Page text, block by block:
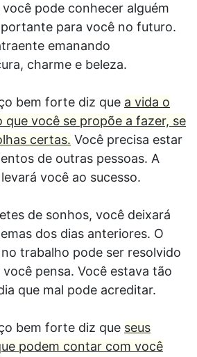
pode conhecer alguém
para você no futuro.
emanando
charme e beleza.
bem forte diz que a vida o
que você se propõe a fazer, se
certas. Você precisa estar
de outras pessoas. A
você ao sucesso.
de sonhos, você deixará
dos dias anteriores. O
trabalho pode ser resolvido
pensa. Você estava tão
que mal pode acreditar.
bem forte diz que seus
podem contar com você